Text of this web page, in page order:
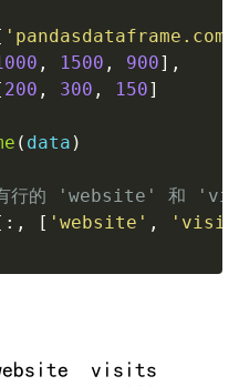
'pandasdataframe.com'
, 1500 , 900] ,
200 , 300 , 150]
( data )
有行的 'website' 和
: , [ 'website' ,